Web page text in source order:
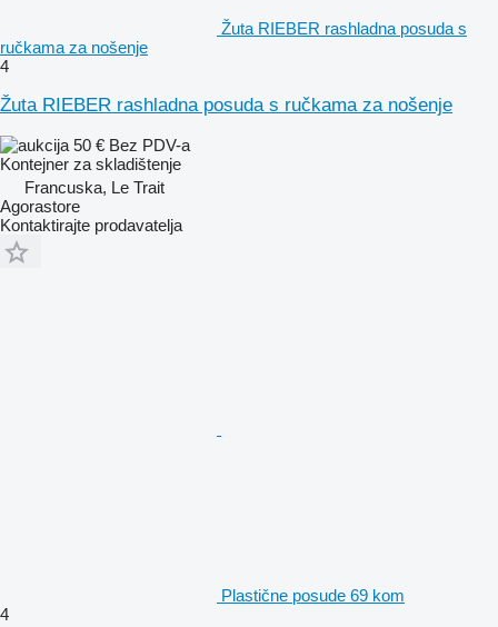
Žuta RIEBER rashladna posuda s
ručkama za nošenje
4
Žuta RIEBER rashladna posuda s ručkama za nošenje
50 € Bez PDV-a
Kontejner za skladištenje
Francuska, Le Trait
Agorastore
Kontaktirajte prodavatelja
Plastične posude 69 kom
4